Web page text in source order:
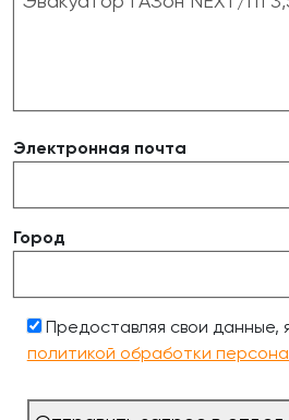
Электронная почта
Город
Предоставляя свои данные,
политикой обработки